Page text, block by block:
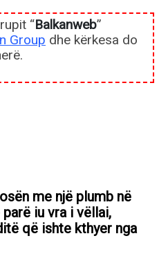
“Balkanweb”
Group dhe kërkesa do
me një plumb në
iu vra i vëllai,
që ishte kthyer nga